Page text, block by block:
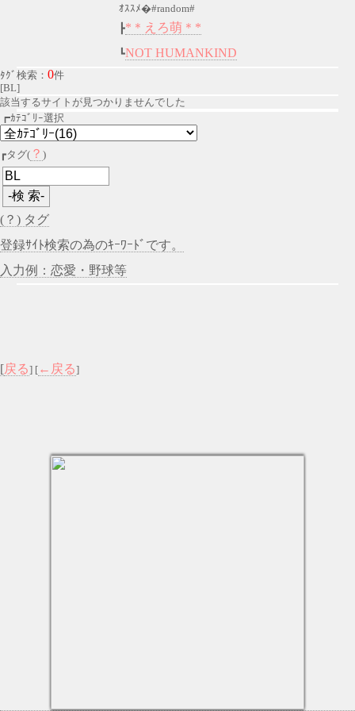
ｵｽｽﾒ�#random#
┣*＊えろ萌＊*
┗NOT HUMANKIND
ﾀｸﾞ検索： 0件
[BL]
該当するサイトが見つかりませんでした
┏ｶﾃｺﾞﾘｰ選択
┏タグ( ？ )
(？) タグ
登録ｻｲﾄ検索の為のｷｰﾜｰﾄﾞです。
入力例：恋愛・野球等
[戻る] [ ←戻る]